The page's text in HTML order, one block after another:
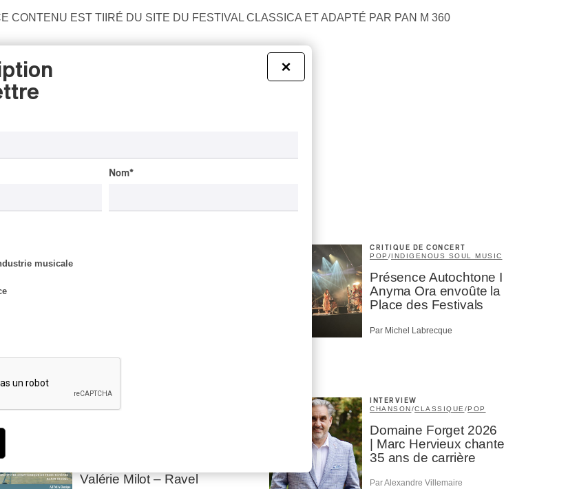
CONTENU EST TIIRÉ DU SITE DU FESTIVAL CLASSICA ET ADAPTÉ PAR PAN M 360
CRITIQUE DE CONCERT
POP / INDIGENOUS SOUL MUSIC
Présence Autochtone I
Anyma Ora envoûte la
Place des Festivals
Par Michel Labrecque
CLASSIQUE OCCIDENTAL
Valérie Milot – Ravel
INTERVIEW
CHANSON/CLASSIQUE /POP
Domaine Forget 2026
| Marc Hervieux chante
35 ans de carrière
Par Alexandre Villemaire
×
Nom*
musicale